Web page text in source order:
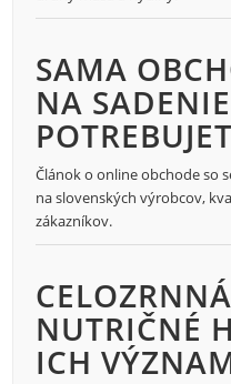
SAMA
NA
Článok o online obchode so
na slovenských výrobcov,
zákazníkov.
NUTRIČNÉ
ICH